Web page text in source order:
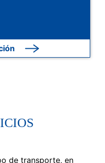
de transporte, en